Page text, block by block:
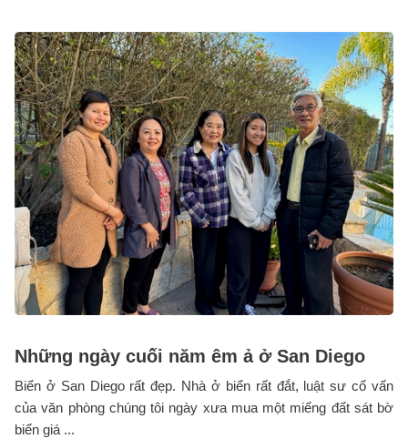
Những ngày cuối năm êm ả ở San Diego
Biển ở San Diego rất đẹp. Nhà ở biển rất đắt, luật sư cố vấn
của văn phòng chúng tôi ngày xưa mua một miếng đất sát bờ
biển giá ...